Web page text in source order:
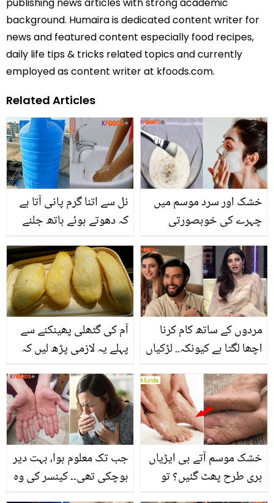
background. Humaira is dedicated content writer for
news and featured content especially food recipes,
daily life tips & tricks related topics and currently
employed as content writer at kfoods.com.
Related Articles
نل سے اتنا گرم پانی آتا ہے
کہ دھوتے ہوئے ہاتھ جلنے
کا پانی ٹھنڈا کیسے کیا
جائے؟ آسان طریقہ جو
ہمیشہ کام آئے
خشک اور سرد موسم میں
چہرے کی خوبصورتی
بہترین گھریلو فیس ماسک
کون سے ہیں؟ بنانے کا
طریقہ جان لیں
آم کی گٹھلی پھینکنے سے
پہلے یہ لازمی پڑھ لیں کہ
فائدہ مند ثابت ہوسکتی
ہے؟
مردوں کے ساتھ کام کرنا
اچھا لگتا ہے کیونکہ.. لڑکیاں
دیتی ہیں؟ نوال سعید نے
اداکاراؤں کے پول کھول
دیے
جب تک معلوم ہوا، بہت دیر
ہوچکی تھی۔۔ کینسر کی وہ
خشک موسم آتے ہی ایڑیاں
بری طرح پھٹ گئیں؟ تو